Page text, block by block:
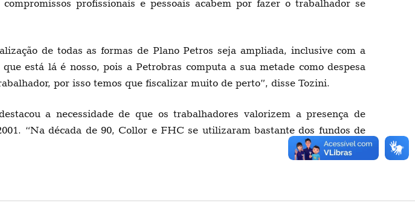
profissionais e pessoais acabem por fazer o trabalhador se
de todas as formas de Plano Petros seja ampliada, inclusive com a
está lá é nosso, pois a Petrobras computa a sua metade como despesa
por isso temos que fiscalizar muito de perto”, disse Tozini.
a necessidade de que os trabalhadores valorizem a presença de
“Na década de 90, Collor e FHC se utilizaram bastante dos fundos de